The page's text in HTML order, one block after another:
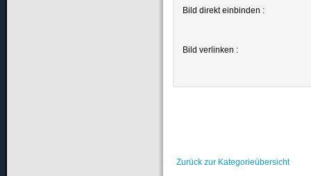
Bild direkt einbinden :
Bild verlinken :
Zurück zur Kategorieübersicht